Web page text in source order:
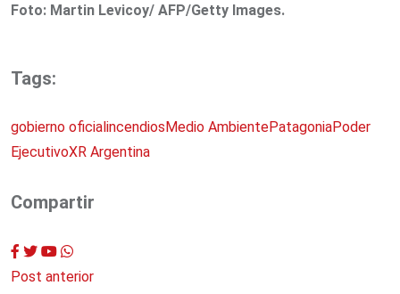
Foto: Martin Levicoy/ AFP/Getty Images.
Tags:
gobierno oficial incendios Medio AmbientePatagoniaPoder
EjecutivoXR Argentina
Compartir
Youtube
Whatsapp
Post anterior